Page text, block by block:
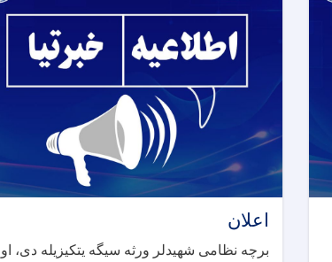
اعلان
برچه نظامی شهیدلر ورثه سیگه یتکیزیله دی، او